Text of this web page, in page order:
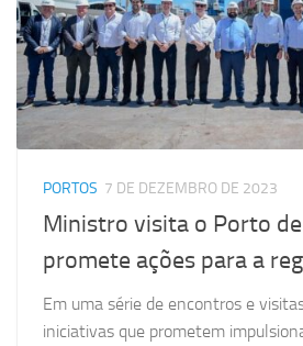
PORTOS 7 DE DEZEMBRO DE 2023
Ministro visita o Porto
promete ações para a
Em uma série de encontros e
iniciativas que prometem